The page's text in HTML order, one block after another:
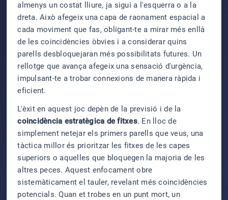
almenys un costat lliure, ja sigui a l'esquerra o a la
dreta. Això afegeix una capa de raonament espacial a
cada moviment que fas, obligant-te a mirar més enllà
de les coincidències òbvies i a considerar quins
parells desbloquejaran més possibilitats futures. Un
rellotge que avança afegeix una sensació d'urgència,
impulsant-te a trobar connexions de manera ràpida i
eficient.
L'èxit en aquest joc depèn de la previsió i de la
coincidència estratègica de fitxes. En lloc de
simplement netejar els primers parells que veus, una
tàctica millor és prioritzar les fitxes de les capes
superiors o aquelles que bloquegen la majoria de les
altres peces. Aquest enfocament obre
sistemàticament el tauler, revelant més coincidències
potencials. Quan et trobes en un punt mort, un